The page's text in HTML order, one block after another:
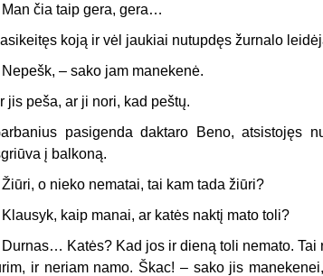
čia taip gera, gera…
koją ir vėl jaukiai nutupdęs žurnalo
– sako jam manekenė.
jis peša, ar ji nori, kad peštų.
pasigenda daktaro Beno, atsistojęs
į balkoną.
o nieko nematai, tai kam tada žiūri?
kaip manai, ar katės naktį mato toli?
Katės? Kad jos ir dieną toli nemato.
ir neriam namo. Škac! – sako jis